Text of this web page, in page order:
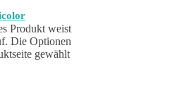
Produkt weist
Die Optionen
gewählt